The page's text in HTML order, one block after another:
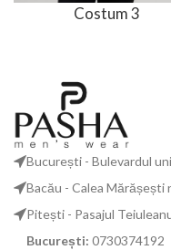
Costum 3
București - Bulevardul
Bacău - Calea Mărășești
Pitești - Pasajul
București: 0730374192